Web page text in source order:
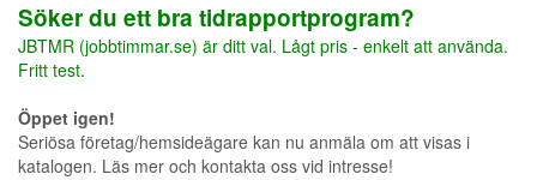
Söker du ett bra tidrapportprogram?
JBTMR (jobbtimmar.se) är ditt val. Lågt pris - enkelt att använda.
Fritt test.
Öppet igen!
Seriösa företag/hemsideägare kan nu anmäla om att visas i
katalogen. Läs mer och kontakta oss vid intresse!